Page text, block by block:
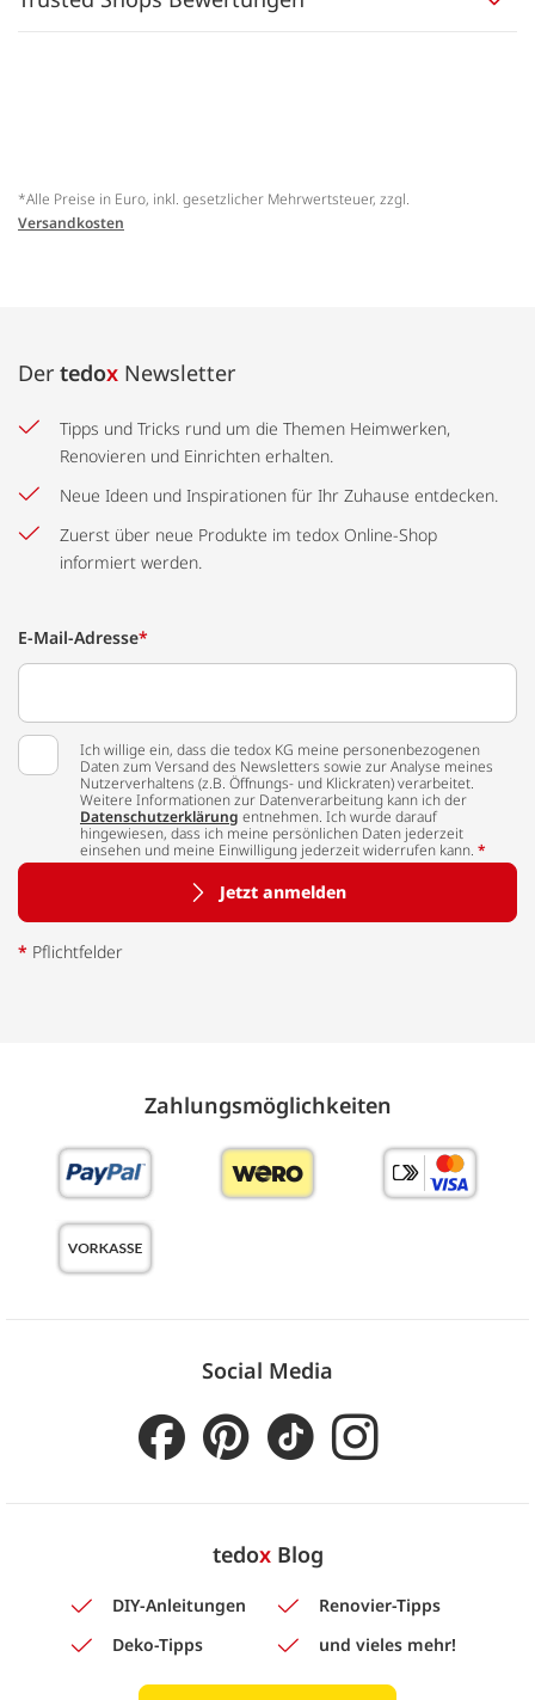
*Alle Preise in Euro, inkl. gesetzlicher Mehrwertsteuer, zzgl.
Versandkosten
Der tedox Newsletter
Tipps und Tricks rund um die Themen Heimwerken,
Renovieren und Einrichten erhalten.
Neue Ideen und Inspirationen für Ihr Zuhause entdecken.
Zuerst über neue Produkte im tedox Online-Shop
informiert werden.
E-Mail-Adresse*
Ich willige ein, dass die tedox KG meine personenbezogenen
Daten zum Versand des Newsletters sowie zur Analyse meines
Nutzerverhaltens (z.B. Öffnungs- und Klickraten) verarbeitet.
Weitere Informationen zur Datenverarbeitung kann ich der
Datenschutzerklärung entnehmen. Ich wurde darauf
hingewiesen, dass ich meine persönlichen Daten jederzeit
einsehen und meine Einwilligung jederzeit widerrufen kann. *
Jetzt anmelden
* Pflichtfelder
Zahlungs­möglich­keiten
Social Media
tedoxBlog
DIY-Anleitungen
Renovier-Tipps
Deko-Tipps
und vieles mehr!